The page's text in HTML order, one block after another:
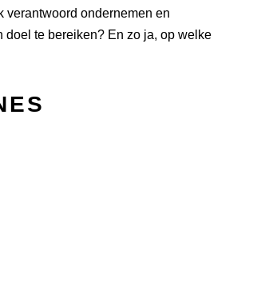
verantwoord ondernemen en
te bereiken? En zo ja, op welke